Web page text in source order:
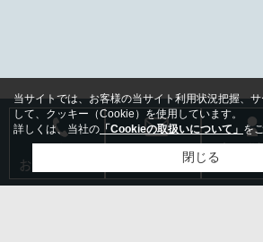
電話で
お問い合わせ
メールで
お問い合わせ
会員登
当サイトでは、お客様の当サイト利用状況把握、
して、クッキー（Cookie）を使用しています。
詳しくは、当社の 「Cookieの取扱いについて」 を
閉じる